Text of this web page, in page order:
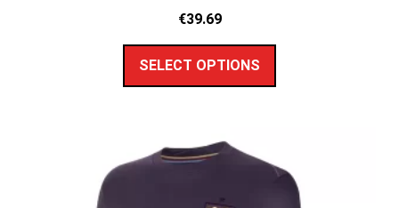
€39.69
SELECT OPTIONS